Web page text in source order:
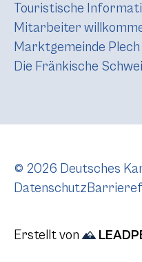
Touristische
Mitarbeiter
Marktgemeinde Plech
Die Fränkische
© 2026 Deutsches
Datenschutz
Erstellt von